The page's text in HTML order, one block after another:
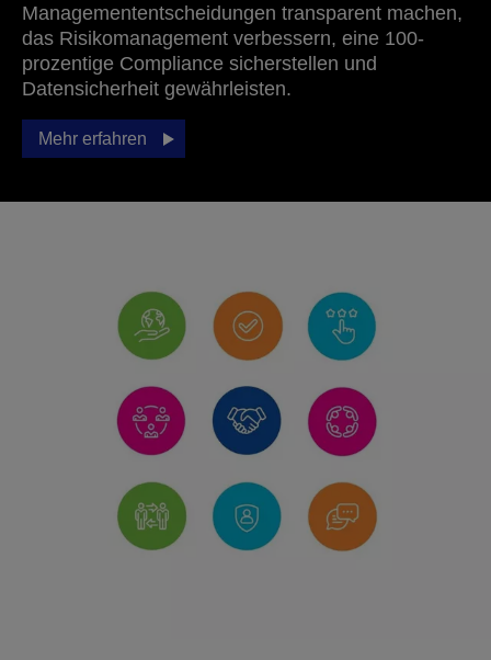
Managemententscheidungen transparent machen,
das Risikomanagement verbessern, eine 100-
prozentige Compliance sicherstellen und
Datensicherheit gewährleisten.
Mehr erfahren